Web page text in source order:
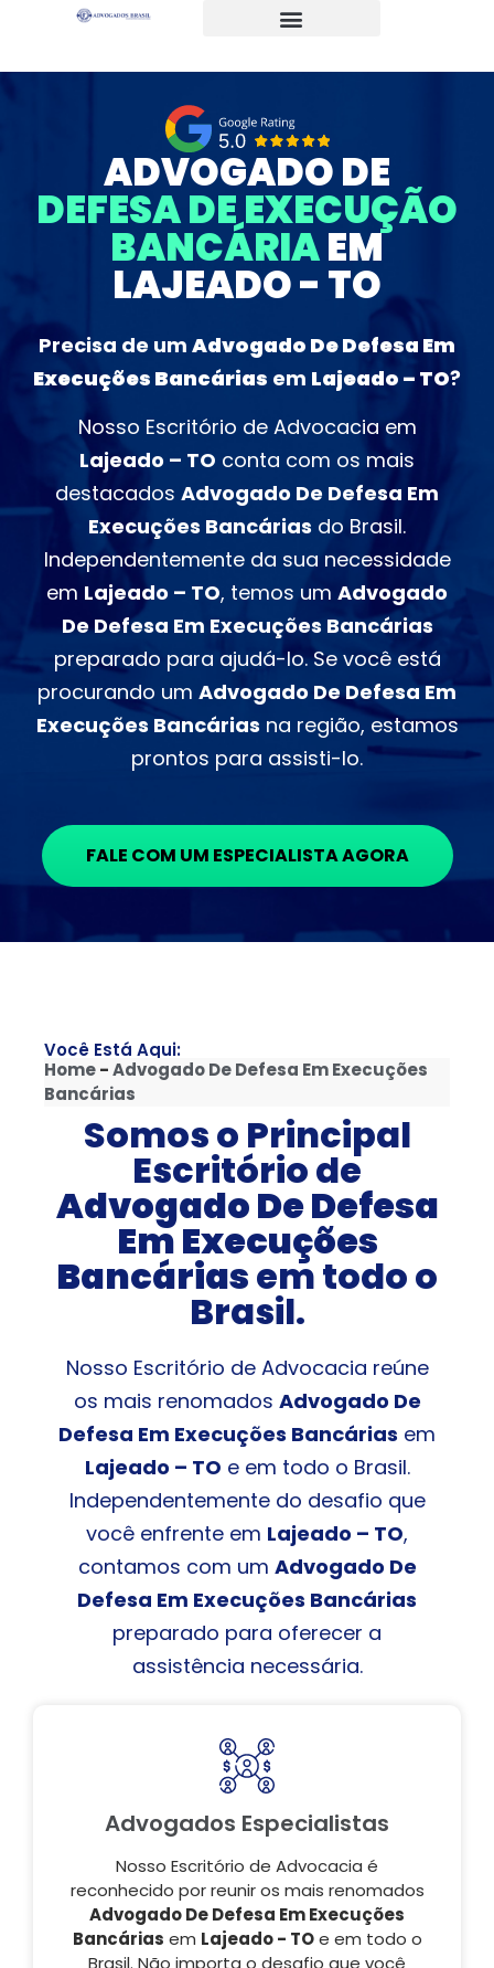
ADVOGADO DE
DEFESA DE EXECUÇÃO
BANCÁRIAEM
LAJEADO - TO
Precisa de um Advogado De Defesa Em
Execuções Bancárias em Lajeado – TO?
Nosso Escritório de Advocacia em
Lajeado – TO conta com os mais
destacados Advogado De Defesa Em
Execuções Bancárias do Brasil.
Independentemente da sua necessidade
em Lajeado – TO, temos um Advogado
De Defesa Em Execuções Bancárias
preparado para ajudá-lo. Se você está
procurando um Advogado De Defesa Em
Execuções Bancárias na região, estamos
prontos para assisti-lo.
FALE COM UM ESPECIALISTA AGORA
Você Está Aqui:
Home-Advogado De Defesa Em Execuções
Bancárias
Somos o Principal
Escritório de
Advogado De Defesa
Em Execuções
Bancáriasem todo o
Brasil.
Nosso Escritório de Advocacia reúne
os mais renomados Advogado De
Defesa Em Execuções Bancárias em
Lajeado – TO e em todo o Brasil.
Independentemente do desafio que
você enfrente em Lajeado – TO,
contamos com um Advogado De
Defesa Em Execuções Bancárias
preparado para oferecer a
assistência necessária.
Advogados Especialistas
Nosso Escritório de Advocacia é
reconhecido por reunir os mais renomados
Advogado De Defesa Em Execuções
Bancárias em Lajeado - TOe em todo o
Brasil. Não importa o desafio que você